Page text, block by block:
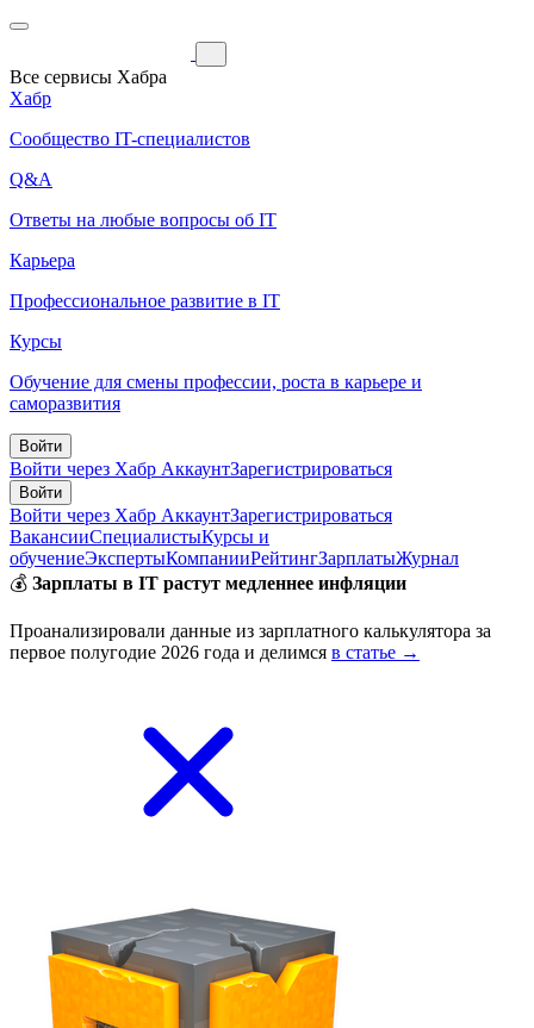
Все сервисы Хабра
Хабр
Сообщество IT-специалистов
Q&A
Ответы на любые вопросы об IT
Карьера
Профессиональное развитие в IT
Курсы
Обучение для смены профессии, роста в карьере и
саморазвития
Войти
Войти через Хабр АккаунтЗарегистрироваться
Войти
Войти через Хабр АккаунтЗарегистрироваться
ВакансииСпециалистыКурсы и
обучениеЭкспертыКомпанииРейтингЗарплатыЖурнал
💰 Зарплаты в IT растут медленнее инфляции
Проанализировали данные из зарплатного калькулятора за
первое полугодие 2026 года и делимся в статье →